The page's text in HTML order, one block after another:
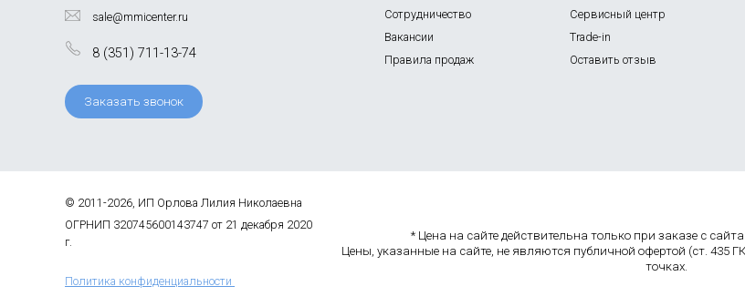
sale@mmicenter.ru
8 (351) 711-13-74
Заказать звонок
Сотрудничество
Вакансии
Правила продаж
Сервисный центр
Trade-in
Оставить отзыв
© 2011-2026, ИП Орлова Лилия Николаевна
ОГРНИП 320745600143747 от 21 декабря 2020
г.
Политика конфиденциальности
* Цена на сайте действительна только при заказе с
Цены, указанные на сайте, не являются публичной офертой (ст. 435
точках.